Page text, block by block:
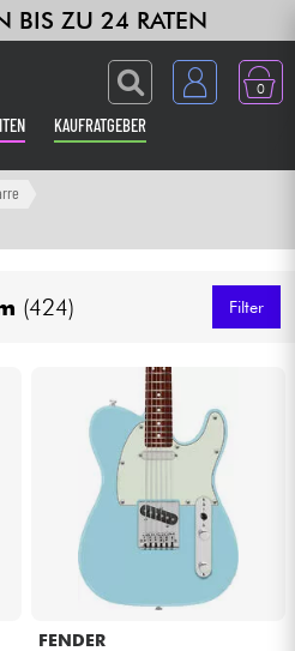
BIS ZU 24 RATEN
0
KAUFRATGEBER
(424) Filter
FENDER